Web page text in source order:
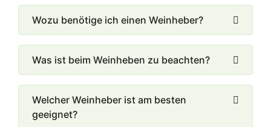
Wozu benötige ich einen Weinheber?
Was ist beim Weinheben zu beachten?
Welcher Weinheber ist am besten
geeignet?